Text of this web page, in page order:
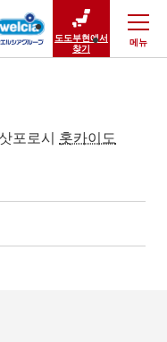
도도부현에서
찾기
메뉴
닫기
삿포로시 홋카이도